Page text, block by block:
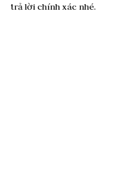
trả lời chính xác nhé.